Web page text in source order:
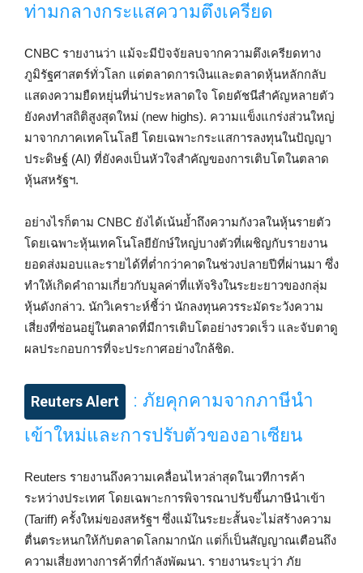
ท่ามกลางกระแสความตึงเครียด
CNBC รายงานว่า แม้จะมีปัจจัยลบจากความตึงเครียดทาง
ภูมิรัฐศาสตร์ทั่วโลก แต่ตลาดการเงินและตลาดหุ้นหลักกลับ
แสดงความยืดหยุ่นที่น่าประหลาดใจ โดยดัชนีสำคัญหลายตัว
ยังคงทำสถิติสูงสุดใหม่ (new highs). ความแข็งแกร่งส่วนใหญ่
มาจากภาคเทคโนโลยี โดยเฉพาะกระแสการลงทุนในปัญญา
ประดิษฐ์ (AI) ที่ยังคงเป็นหัวใจสำคัญของการเติบโตในตลาด
หุ้นสหรัฐฯ.
อย่างไรก็ตาม CNBC ยังได้เน้นย้ำถึงความกังวลในหุ้นรายตัว
โดยเฉพาะหุ้นเทคโนโลยียักษ์ใหญ่บางตัวที่เผชิญกับรายงาน
ยอดส่งมอบและรายได้ที่ต่ำกว่าคาดในช่วงปลายปีที่ผ่านมา ซึ่ง
ทำให้เกิดคำถามเกี่ยวกับมูลค่าที่แท้จริงในระยะยาวของกลุ่ม
หุ้นดังกล่าว. นักวิเคราะห์ชี้ว่า นักลงทุนควรระมัดระวังความ
เสี่ยงที่ซ่อนอยู่ในตลาดที่มีการเติบโตอย่างรวดเร็ว และจับตาดู
ผลประกอบการที่จะประกาศอย่างใกล้ชิด.
Reuters Alert
: ภัยคุกคามจากภาษีนำ
เข้าใหม่และการปรับตัวของอาเซียน
Reuters รายงานถึงความเคลื่อนไหวล่าสุดในเวทีการค้า
ระหว่างประเทศ โดยเฉพาะการพิจารณาปรับขึ้นภาษีนำเข้า
(Tariff) ครั้งใหม่ของสหรัฐฯ ซึ่งแม้ในระยะสั้นจะไม่สร้างความ
ตื่นตระหนกให้กับตลาดโลกมากนัก แต่ก็เป็นสัญญาณเตือนถึง
ความเสี่ยงทางการค้าที่กำลังพัฒนา. รายงานระบุว่า ภัย